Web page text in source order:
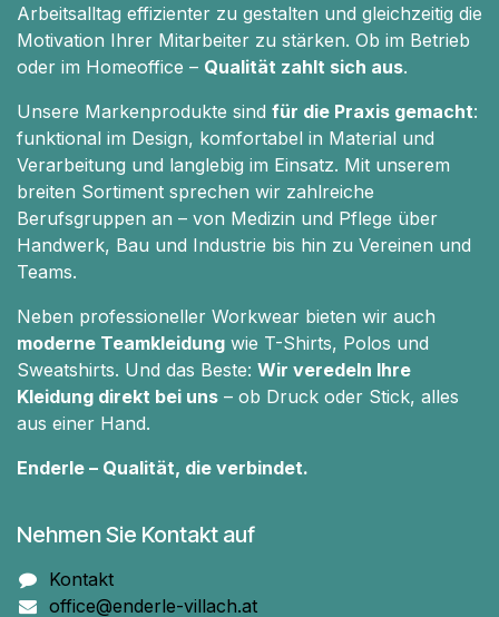
Arbeitsalltag effizienter zu gestalten und gleichzeitig die
Motivation Ihrer Mitarbeiter zu stärken. Ob im Betrieb
oder im Homeoffice – Qualität zahlt sich aus.
Unsere Markenprodukte sind für die Praxis gemacht:
funktional im Design, komfortabel in Material und
Verarbeitung und langlebig im Einsatz. Mit unserem
breiten Sortiment sprechen wir zahlreiche
Berufsgruppen an – von Medizin und Pflege über
Handwerk, Bau und Industrie bis hin zu Vereinen und
Teams.
Neben professioneller Workwear bieten wir auch
moderne Teamkleidung wie T-Shirts, Polos und
Sweatshirts. Und das Beste: Wir veredeln Ihre
Kleidung direkt bei uns – ob Druck oder Stick, alles
aus einer Hand.
Enderle – Qualität, die verbindet.
Nehmen Sie Kontakt auf
Kontakt
office@enderle-villach.at